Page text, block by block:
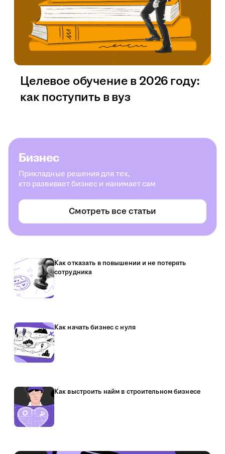
Целевое обучение в 2026 году:
как поступить в вуз
Бизнес
Прикладные решения для тех,
кто развивает бизнес и нанимает сам
Смотреть все статьи
Как отказать в повышении и не потерять
сотрудника
Как начать бизнес с нуля
Как выстроить найм в строительном бизнесе